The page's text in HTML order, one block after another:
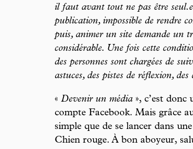
il faut avant tout ne pas être
publication, impossible de rendre
puis, animer un site demande un
considérable. Une fois cette
des personnes sont chargées de
astuces, des pistes de réflexion,
« Devenir un média », c’est
compte Facebook. Mais grâce
simple que de se lancer dans
Chien rouge. À bon aboyeur,